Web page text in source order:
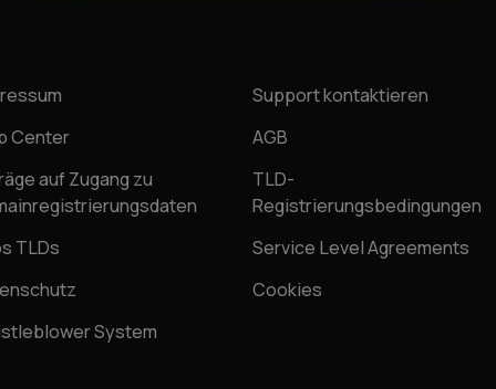
Support kontaktieren
Center
AGB
auf Zugang zu
TLD-
Registrierungsbedingungen
TLDs
Service Level Agreements
Cookies
System